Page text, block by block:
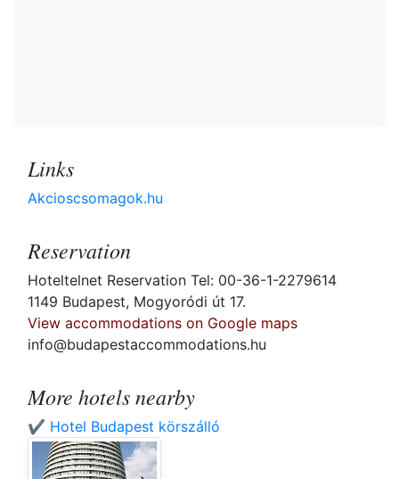
Links
Akcioscsomagok.hu
Reservation
Hoteltelnet Reservation Tel: 00-36-1-2279614
1149 Budapest, Mogyoródi út 17.
View accommodations on Google maps
info@budapestaccommodations.hu
More hotels nearby
✔️ Hotel Budapest körszálló